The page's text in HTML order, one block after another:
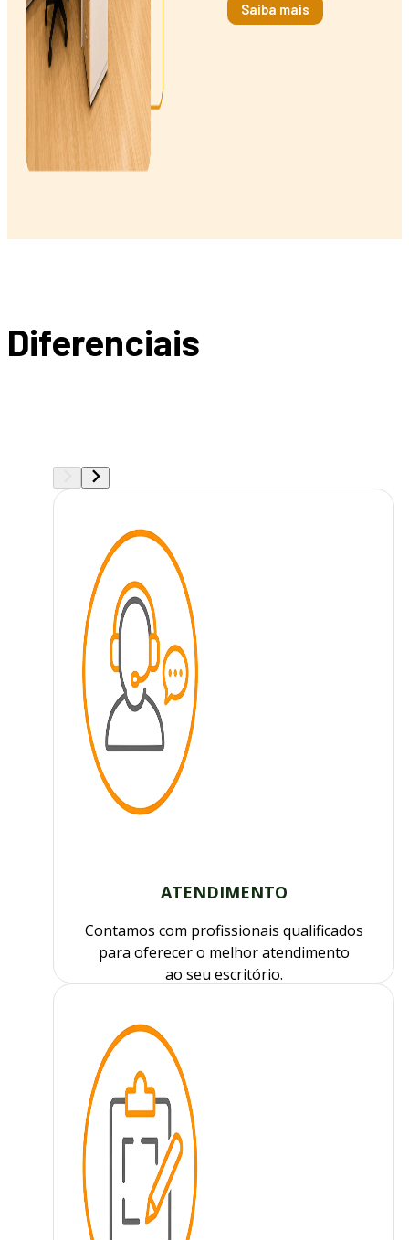
Saiba mais
Diferenciais
ATENDIMENTO
Contamos com profissionais qualificados
para oferecer o melhor atendimento
ao seu escritório.